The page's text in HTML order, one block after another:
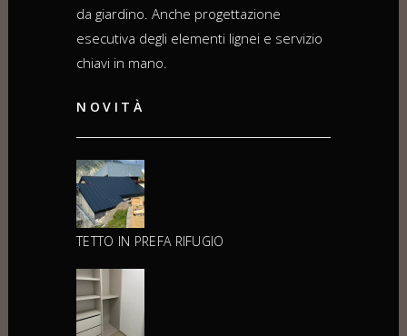
da giardino. Anche progettazione
esecutiva degli elementi lignei e servizio
chiavi in mano.
NOVITÀ
TETTO IN PREFA RIFUGIO